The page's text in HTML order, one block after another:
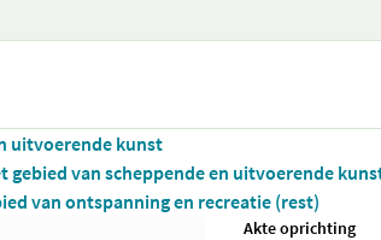
uitvoerende kunst
gebied van scheppende en uitvoerende
van ontspanning en recreatie (rest)
Akte oprichting